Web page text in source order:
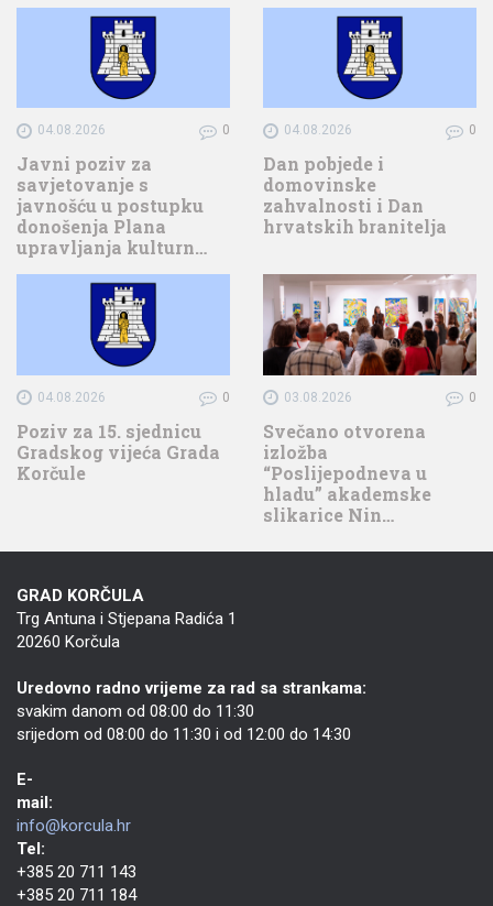
04.08.2026 0
Javni poziv za
savjetovanje s
javnošću u postupku
donošenja Plana
upravljanja kulturn…
04.08.2026 0
Dan pobjede i
domovinske
zahvalnosti i Dan
hrvatskih branitelja
04.08.2026 0
Poziv za 15. sjednicu
Gradskog vijeća Grada
Korčule
03.08.2026 0
Svečano otvorena
izložba
“Poslijepodneva u
hladu” akademske
slikarice Nin…
GRAD KORČULA
Trg Antuna i Stjepana Radića 1
20260 Korčula
Uredovno radno vrijeme za rad sa strankama:
svakim danom od 08:00 do 11:30
srijedom od 08:00 do 11:30 i od 12:00 do 14:30
E-
mail:
info@korcula.hr
Tel:
+385 20 711 143
+385 20 711 184